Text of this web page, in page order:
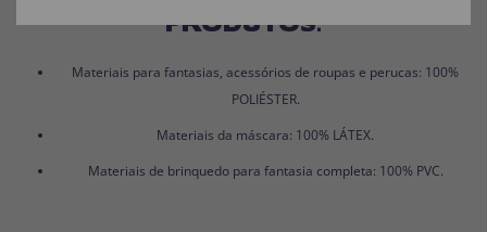
PRODUTOS:
Materiais para fantasias, acessórios de roupas e perucas: 100%
POLIÉSTER.
Materiais da máscara: 100% LÁTEX.
Materiais de brinquedo para fantasia completa: 100% PVC.